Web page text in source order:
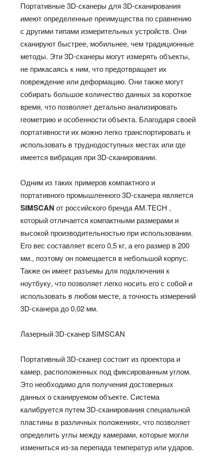
Портативные 3D-сканеры для 3D-сканирования
имеют определенные преимущества по сравнению
с другими типами измерительных устройств. Они
сканируют быстрее, мобильнее, чем традиционные
методы. Эти 3D-сканеры могут измерять объекты,
не прикасаясь к ним, что предотвращает их
повреждение или деформацию. Они также могут
собирать большое количество данных за короткое
время, что позволяет детально анализировать
геометрию и особенности объекта. Благодаря своей
портативности их можно легко транспортировать и
использовать в труднодоступных местах или где
имеется вибрация при 3D-сканировании.
Одним из таких примеров компактного и
портативного промышленного 3D-сканера является
SIMSCAN от российского бренда AM.TECH ,
который отличается компактными размерами и
высокой производительностью при использовании.
Его вес составляет всего 0,5 кг, а его размер в 200
мм., поэтому он помещается в небольшой корпус.
Также он имеет разъемы для подключения к
ноутбуку, что позволяет легко носить его с собой и
использовать в любом месте, а точность измерений
3D-сканера до 0,02 мм.
Лазерный 3D-сканер SIMSCAN
Портативный 3D-сканер состоит из проектора и
камер, расположенных под фиксированным углом.
Это необходимо для получения достоверных
данных о сканируемом объекте. Система
калибруется путем 3D-сканирования специальной
пластины в различных положениях, что позволяет
определить углы между камерами, которые могли
измениться из-за перепада температур или ударов.